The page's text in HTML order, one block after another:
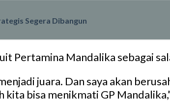
Segera Dibangun
Pertamina Mandalika sebagai
juara. Dan saya akan
bisa menikmati GP